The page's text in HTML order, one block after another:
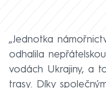
„Jednotka
odhalila
vodách Ukrajiny, a
trasy. Díky